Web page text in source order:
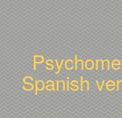
Spanish